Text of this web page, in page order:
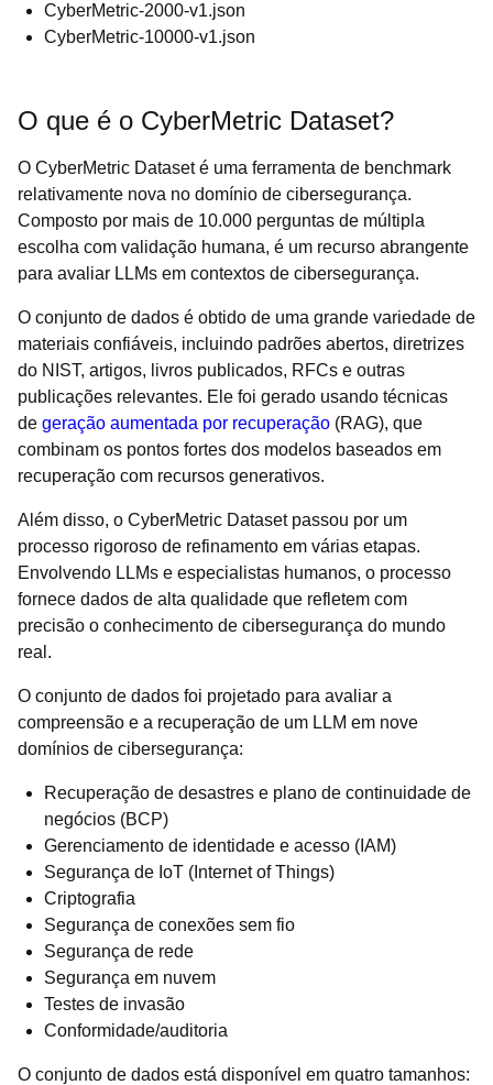
CyberMetric-2000-v1.json
CyberMetric-10000-v1.json
O que é o CyberMetric Dataset?
O CyberMetric Dataset é uma ferramenta de benchmark
relativamente nova no domínio de cibersegurança.
Composto por mais de 10.000 perguntas de múltipla
escolha com validação humana, é um recurso abrangente
para avaliar LLMs em contextos de cibersegurança.
O conjunto de dados é obtido de uma grande variedade de
materiais confiáveis, incluindo padrões abertos, diretrizes
do NIST, artigos, livros publicados, RFCs e outras
publicações relevantes. Ele foi gerado usando técnicas
de geração aumentada por recuperação (RAG), que
combinam os pontos fortes dos modelos baseados em
recuperação com recursos generativos.
Além disso, o CyberMetric Dataset passou por um
processo rigoroso de refinamento em várias etapas.
Envolvendo LLMs e especialistas humanos, o processo
fornece dados de alta qualidade que refletem com
precisão o conhecimento de cibersegurança do mundo
real.
O conjunto de dados foi projetado para avaliar a
compreensão e a recuperação de um LLM em nove
domínios de cibersegurança:
Recuperação de desastres e plano de continuidade de
negócios (BCP)
Gerenciamento de identidade e acesso (IAM)
Segurança de IoT (Internet of Things)
Criptografia
Segurança de conexões sem fio
Segurança de rede
Segurança em nuvem
Testes de invasão
Conformidade/auditoria
O conjunto de dados está disponível em quatro tamanhos: